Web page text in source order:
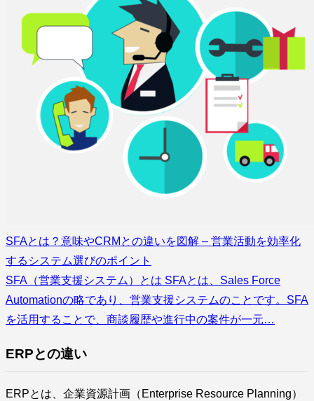
SFAとは？意味やCRMとの違いを図解 – 営業活動を効率化
するシステム選びのポイント
SFA（営業支援システム）とは SFAとは、Sales Force
Automationの略であり、営業支援システムのことです。SFA
を活用することで、商談履歴や進行中の案件が一元…
ERPとの違い
ERPとは、企業資源計画（Enterprise Resource Planning）